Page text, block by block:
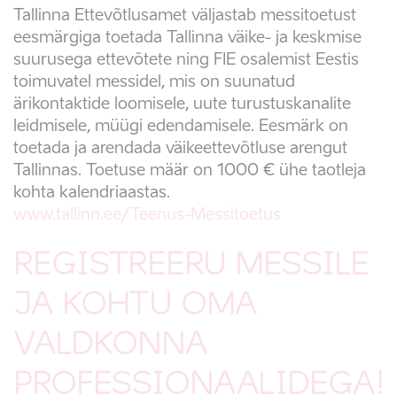
Tallinna Ettevõtlusamet väljastab messitoetust
eesmärgiga toetada Tallinna väike- ja keskmise
suurusega ettevõtete ning FIE osalemist Eestis
toimuvatel messidel, mis on suunatud
ärikontaktide loomisele, uute turustuskanalite
leidmisele, müügi edendamisele. Eesmärk on
toetada ja arendada väikeettevõtluse arengut
Tallinnas. Toetuse määr on 1000 € ühe taotleja
kohta kalendriaastas.
www.tallinn.ee/Teenus-Messitoetus
REGISTREERU MESSILE
JA KOHTU OMA
VALDKONNA
PROFESSIONAALIDEGA!